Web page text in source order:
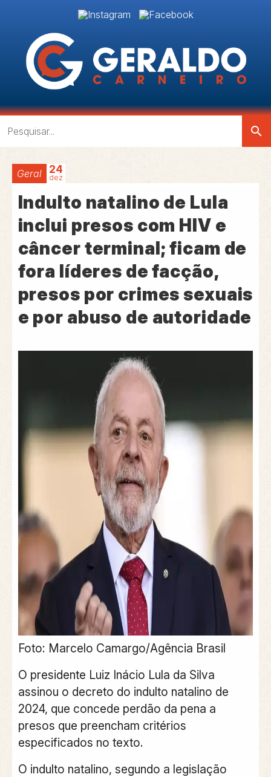
search
Geral 24
dez
Indulto natalino de Lula
inclui presos com HIV e
câncer terminal; ficam de
fora líderes de facção,
presos por crimes sexuais
e por abuso de autoridade
Foto: Marcelo Camargo/Agência Brasil
O presidente Luiz Inácio Lula da Silva
assinou o decreto do indulto natalino de
2024, que concede perdão da pena a
presos que preencham critérios
especificados no texto.
O indulto natalino, segundo a legislação